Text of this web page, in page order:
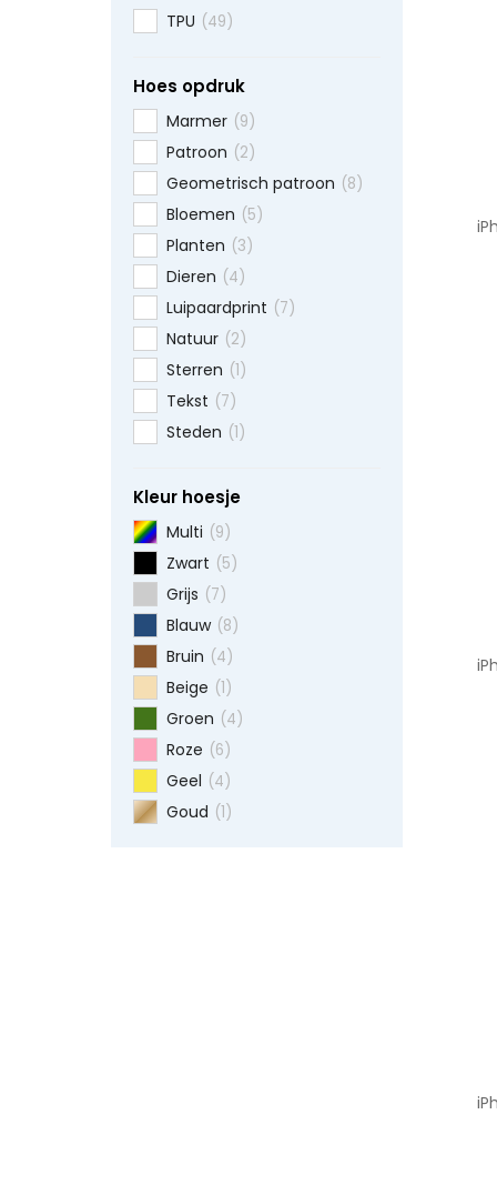
TPU (49)
Hoes opdruk
Marmer (9)
Patroon (2)
Geometrisch patroon (8)
Bloemen (5)
Planten (3)
Dieren (4)
Luipaardprint (7)
Natuur (2)
Sterren (1)
Tekst (7)
Steden (1)
Kleur hoesje
Multi (9)
Zwart (5)
Grijs (7)
Blauw (8)
Bruin (4)
Beige (1)
Groen (4)
Roze (6)
Geel (4)
Goud (1)